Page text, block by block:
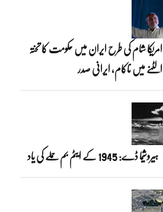
امریکا شام کی طرح ایران میں حکومت کا تختہ
الٹنے میں ناکام، ایرانی صدر
ہیروشیما ڈے: 1945 کے ایٹم بم حملے کی یاد